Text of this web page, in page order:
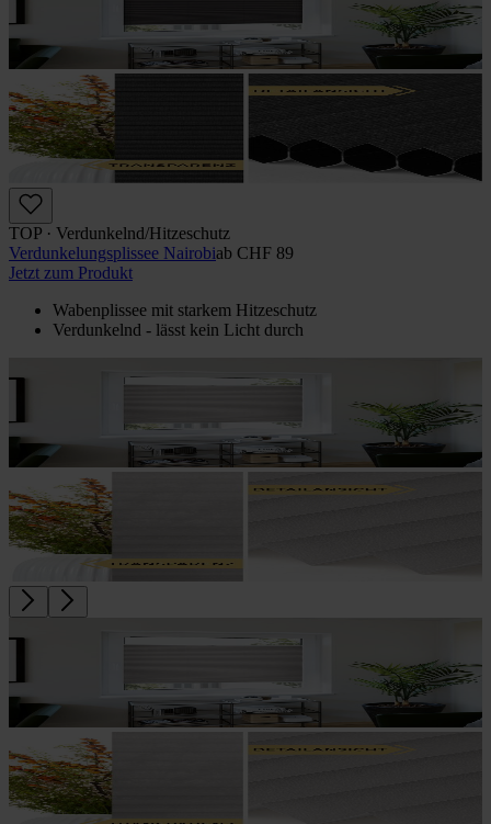
TOP · Verdunkelnd/Hitzeschutz
Verdunkelungs­plissee Nairobiab CHF 89
Jetzt zum Produkt
Wabenplissee mit starkem Hitzeschutz
Verdunkelnd - lässt kein Licht durch